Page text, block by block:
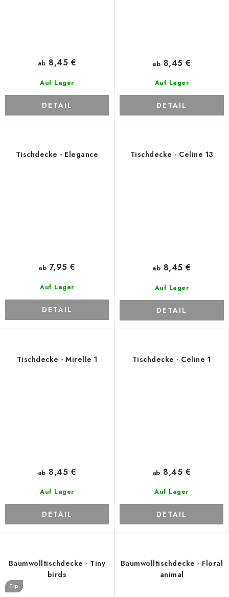
Auf Lager
ab 8,45 €
DETAIL
Auf Lager
ab 8,45 €
DETAIL
Tischdecke - Elegance
Auf Lager
ab 7,95 €
DETAIL
Tischdecke - Celine 13
Auf Lager
ab 8,45 €
DETAIL
Tischdecke - Mirelle 1
Auf Lager
ab 8,45 €
DETAIL
Tischdecke - Celine 1
Auf Lager
ab 8,45 €
DETAIL
Baumwolltischdecke - Tiny
birds
Tip
Baumwolltischdecke - Floral
animal